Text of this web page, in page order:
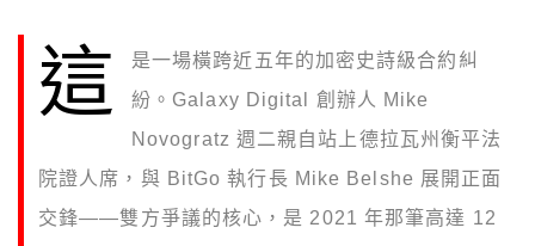
這
是一場橫跨近五年的加密史詩級合約糾
紛。Galaxy Digital 創辦人 Mike
Novogratz 週二親自站上德拉瓦州衡平法
院證人席，與 BitGo 執行長 Mike Belshe 展開正面
交鋒——雙方爭議的核心，是 2021 年那筆高達 12